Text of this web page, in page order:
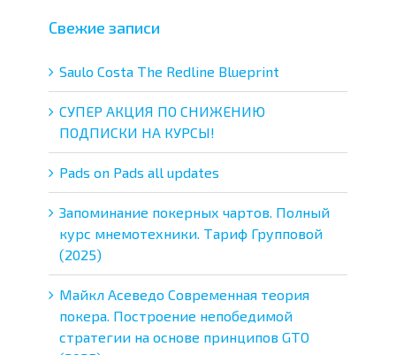
Свежие записи
Saulo Costa The Redline Blueprint
СУПЕР АКЦИЯ ПО СНИЖЕНИЮ
ПОДПИСКИ НА КУРСЫ!
Pads on Pads all updates
Запоминание покерных чартов. Полный
курс мнемотехники. Тариф Групповой
(2025)
Майкл Асеведо Современная теория
покера. Построение непобедимой
стратегии на основе принципов GTO